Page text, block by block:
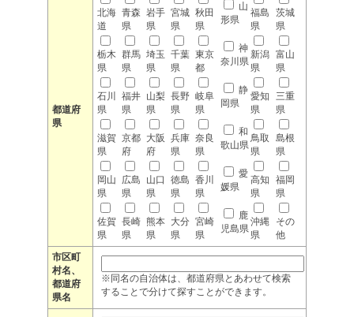
都道府
県
北海
道
青森
県
岩手
県
宮城
県
秋田
県
山
形県
福島
県
茨城
県
栃木
県
群馬
県
埼玉
県
千葉
県
東京
都
神
奈川県
新潟
県
富山
県
石川
県
福井
県
山梨
県
長野
県
岐阜
県
静
岡県
愛知
県
三重
県
滋賀
県
京都
府
大阪
府
兵庫
県
奈良
県
和
歌山県
鳥取
県
島根
県
岡山
県
広島
県
山口
県
徳島
県
香川
県
愛
媛県
高知
県
福岡
県
佐賀
県
長崎
県
熊本
県
大分
県
宮崎
県
鹿
児島県
沖縄
県
その
他
市区町
村名、
都道府
県名
※同名の自治体は、都道府県とあわせて検索
することで分けて探すことができます。